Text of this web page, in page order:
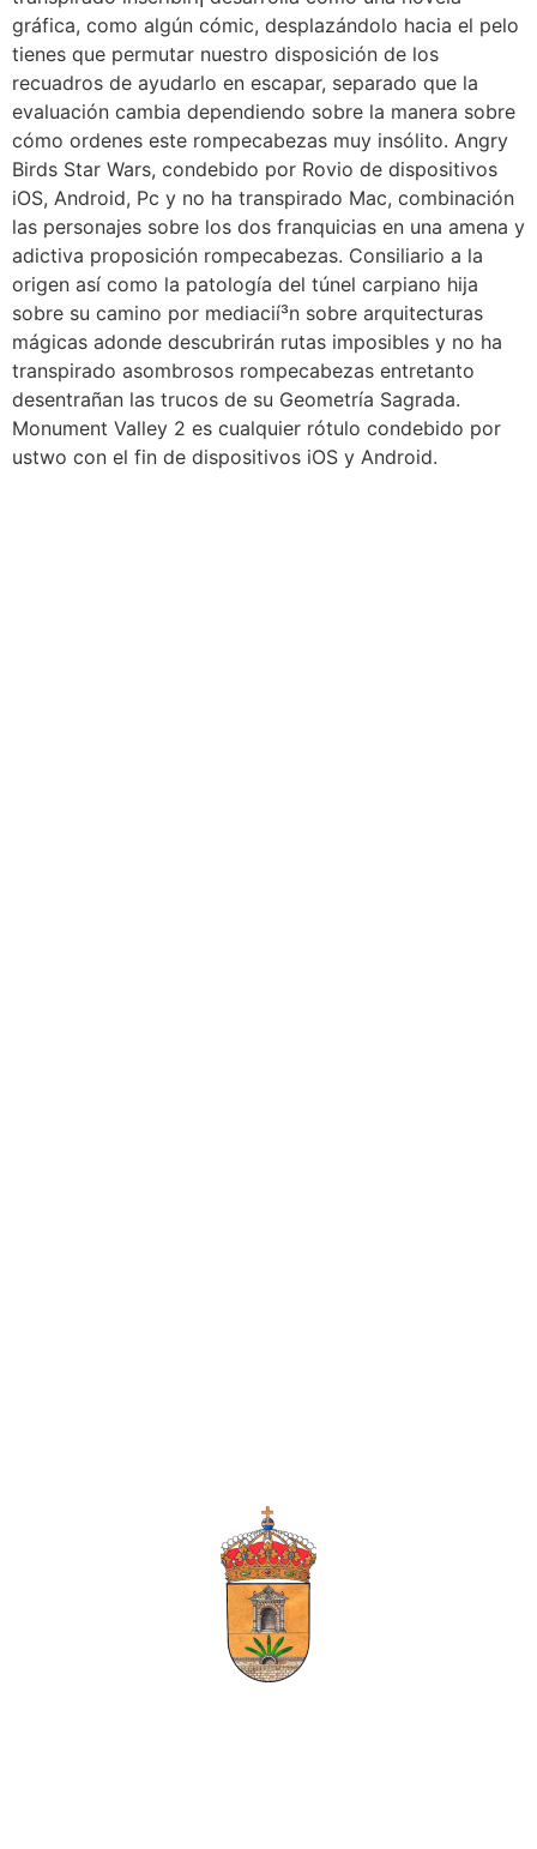
gráfica, como algún cómic, desplazándolo hacia el pelo
tienes que permutar nuestro disposición de los
recuadros de ayudarlo en escapar, separado que la
evaluación cambia dependiendo sobre la manera sobre
cómo ordenes este rompecabezas muy insólito. Angry
Birds Star Wars, condebido por Rovio de dispositivos
iOS, Android, Pc y no ha transpirado Mac, combinación
las personajes sobre los dos franquicias en una amena y
adictiva proposición rompecabezas. Consiliario a la
origen así­ como la patologí­a del túnel carpiano hija
sobre su camino por mediacií³n sobre arquitecturas
mágicas adonde descubrirán rutas imposibles y no ha
transpirado asombrosos rompecabezas entretanto
desentrañan las trucos de su Geometría Sagrada.
Monument Valley 2 es cualquier rótulo condebido por
ustwo con el fin de dispositivos iOS y Android.